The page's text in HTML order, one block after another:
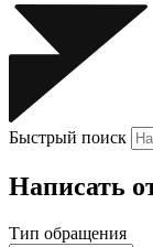
Быстрый поиск
Написать
Тип обращения